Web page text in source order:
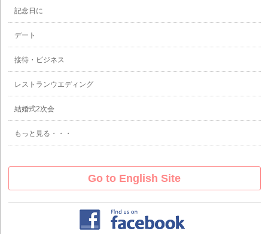
記念日に
デート
接待・ビジネス
レストランウエディング
結婚式2次会
もっと見る・・・
Go to English Site